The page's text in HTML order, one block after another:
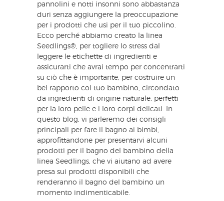
pannolini e notti insonni sono abbastanza
duri senza aggiungere la preoccupazione
per i prodotti che usi per il tuo piccolino.
Ecco perché abbiamo creato la linea
Seedlings®, per togliere lo stress dal
leggere le etichette di ingredienti e
assicurarti che avrai tempo per concentrarti
su ciò che è importante, per costruire un
bel rapporto col tuo bambino, circondato
da ingredienti di origine naturale, perfetti
per la loro pelle e i loro corpi delicati. In
questo blog, vi parleremo dei consigli
principali per fare il bagno ai bimbi,
approfittandone per presentarvi alcuni
prodotti per il bagno del bambino della
linea Seedlings, che vi aiutano ad avere
presa sui prodotti disponibili che
renderanno il bagno del bambino un
momento indimenticabile.